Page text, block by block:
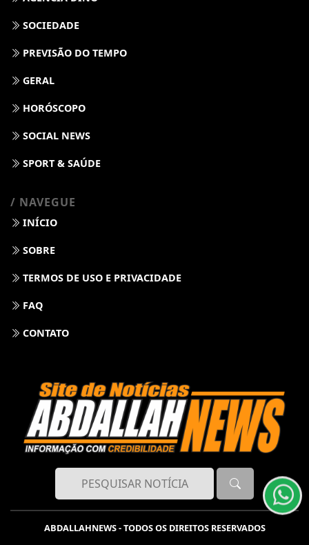
SOCIEDADE
PREVISÃO DO TEMPO
GERAL
HORÓSCOPO
SOCIAL NEWS
SPORT & SAÚDE
/ NAVEGUE
INÍCIO
SOBRE
TERMOS DE USO E PRIVACIDADE
FAQ
CONTATO
ABDALLAHNEWS - TODOS OS DIREITOS RESERVADOS
Termos de Uso e Privacidade
Esse site utiliza cookies para melhorar sua
experiência de navegação. Ao continuar o acesso,
entendemos que você concorda com nossos Termos
de Uso e Privacidade.
PARA MAIS INFORMAÇÕES, ACESSE NOSSOS TERMOS
CLICANDO AQUI
PROSSEGUIR